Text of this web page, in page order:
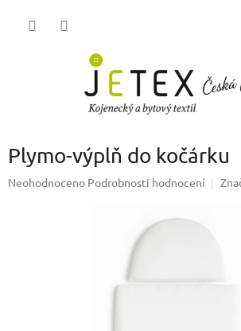
Plymo-výplň do kočárku
Průměrné
Neohodnoceno Podrobnosti hodnocení